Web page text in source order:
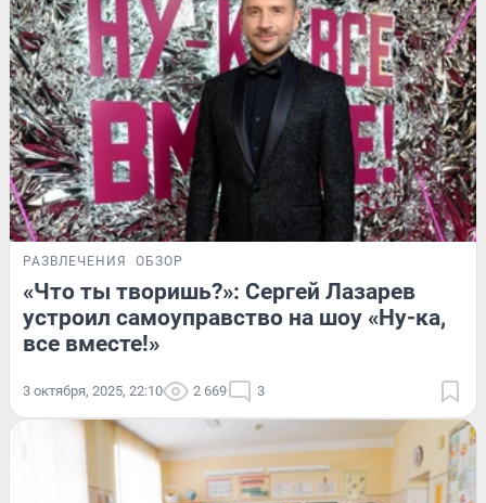
РАЗВЛЕЧЕНИЯ ОБЗОР
«Что ты творишь?»: Сергей Лазарев
устроил самоуправство на шоу «Ну-ка,
все вместе!»
3 октября, 2025, 22:10 2 669 3